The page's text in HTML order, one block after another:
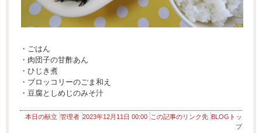
・ごはん
・肉団子の甘酢あん
・ひじき煮
・ブロッコリーのごま和え
・豆腐としめじのみそ汁
本日の献立 管理者 2023年12月11日 00:00 この記事のリンク先 BLOGトッ
プ